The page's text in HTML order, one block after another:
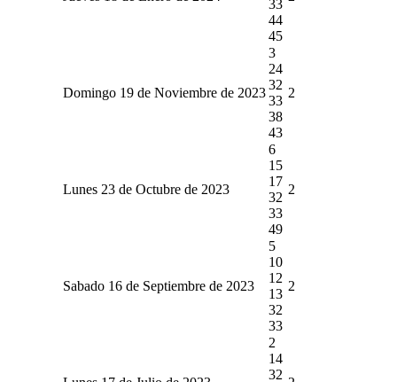
33
44
45
Domingo 19 de Noviembre de 2023
3
24
32
33
38
43
2
Lunes 23 de Octubre de 2023
6
15
17
32
33
49
2
Sabado 16 de Septiembre de 2023
5
10
12
13
32
33
2
2
14
32